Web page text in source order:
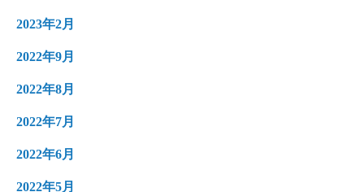
2023年2月
2022年9月
2022年8月
2022年7月
2022年6月
2022年5月